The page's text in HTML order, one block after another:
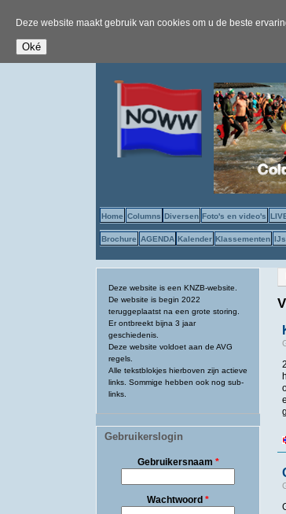
Deze website maakt gebruik van cookies om u de beste
Home Columns Diversen Foto's en video's
Brochure AGENDA Kalender Klassementen
Deze website is een KNZB-website.
De website is begin 2022
teruggeplaatst na een grote storing.
Er ontbreekt bijna 3 jaar
geschiedenis.
Deze website voldoet aan de AVG
regels.
Alle tekstblokjes hierboven zijn actieve
links. Sommige hebben ook nog sub-
links.
Gebruikerslogin
Gebruikersnaam *
Wachtwoord *